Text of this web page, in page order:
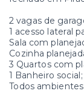
2 vagas de
1 acesso lateral
Sala com
Cozinha
3 Quartos com
1 Banheiro social;
Todos